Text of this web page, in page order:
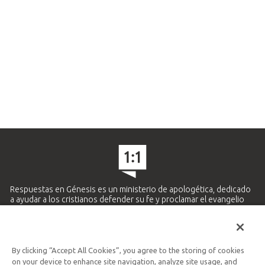
Respuestas en Génesis es un ministerio de apologética, dedicado
a ayudar a los cristianos defender su fe y proclamar el evangelio
Ministerio Hispano y Latinoamericano
By clicking “Accept All Cookies”, you agree to the storing of cookies
on your device to enhance site navigation, analyze site usage, and